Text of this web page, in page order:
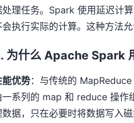
处理任务。Spark 使用延迟计
会执行实际的计算。这种方法
为什么 Apache Spark
能优势：与传统的
一系列的 map 和 reduce 操作
数据，只在必要时将数据写入